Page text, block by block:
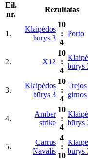
Eil.
nr.
Rezultatas
1.
Klaipėdos
būrys 3
10
:
4
Porto
2. X12
10
:
4
būrys
3.
Klaipėdos
būrys 3
10
:
4
Trejos
girnos
4.
Amber
strike
10
:
4
būrys
5.
Carrus
Navalis
4
:
10
būrys